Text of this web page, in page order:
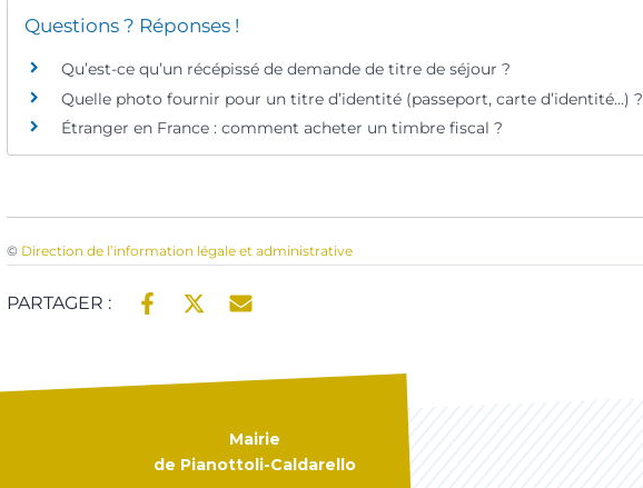
Questions ? Réponses !
Qu’est-ce qu’un récépissé de demande de titre de séjour ?
Quelle photo fournir pour un titre d’identité (passeport, carte d’identité…) ?
Étranger en France : comment acheter un timbre fiscal ?
© Direction de l’information légale et administrative
PARTAGER :
Mairie
de Pianottoli-Caldarello